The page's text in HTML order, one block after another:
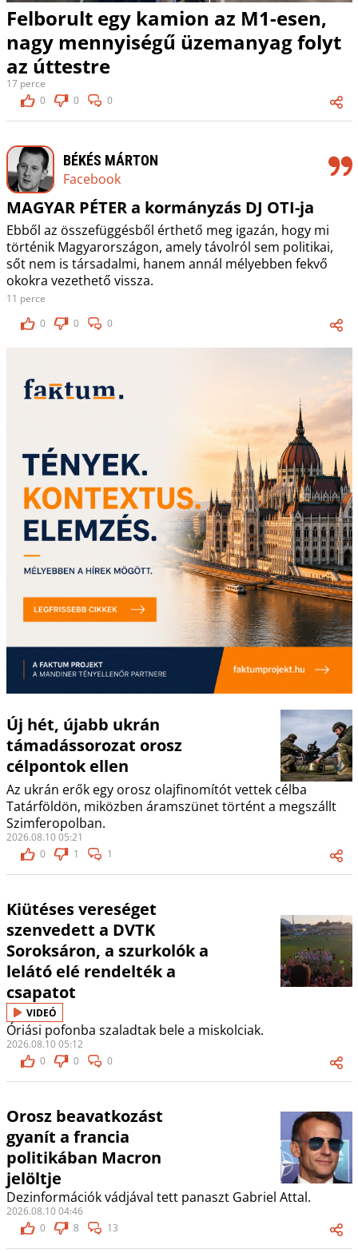
Felborult egy kamion az M1-esen,
nagy mennyiségű üzemanyag folyt
az úttestre
17 perce
0
0 0
BÉKÉS MÁRTON
Facebook
MAGYAR PÉTER a kormányzás DJ OTI-ja
Ebből az összefüggésből érthető meg igazán, hogy mi
történik Magyarországon, amely távolról sem politikai,
sőt nem is társadalmi, hanem annál mélyebben fekvő
okokra vezethető vissza.
11 perce
0
0 0
Új hét, újabb ukrán
támadássorozat orosz
célpontok ellen
Az ukrán erők egy orosz olajfinomítót vettek célba
Tatárföldön, miközben áramszünet történt a megszállt
Szimferopolban.
2026.08.10 05:21
0
1 1
Kiütéses vereséget
szenvedett a DVTK
Soroksáron, a szurkolók a
lelátó elé rendelték a
csapatot
VIDEÓ
Óriási pofonba szaladtak bele a miskolciak.
2026.08.10 05:12
0
0 0
Orosz beavatkozást
gyanít a francia
politikában Macron
jelöltje
Dezinformációk vádjával tett panaszt Gabriel Attal.
2026.08.10 04:46
0
8 13